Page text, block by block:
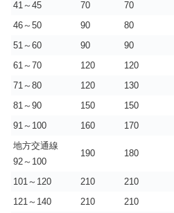
41～45 70 70
46～50
90 80
51～60
90 90
61～70
120 120
71～80
120 130
81～90
150 150
91～100
160 170
地方交通線
92～100
190 180
101～120 210 210
121～140
210 210